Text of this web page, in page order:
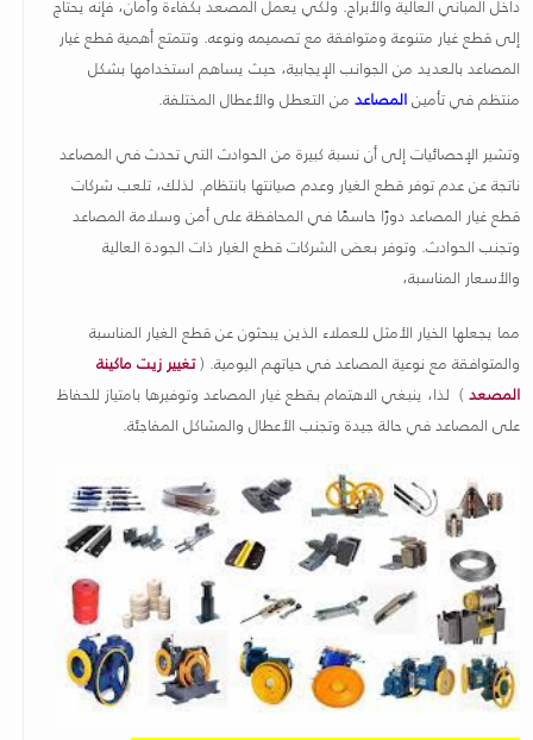
إلى قطع غيار متنوعة ومتوافقة مع تصميمه ونوعه. وتتمتع أهمية قطع غيار
المصاعد بالعديد من الجوانب الإيجابية، حيث يساهم استخدامها بشكل
منتظم في تأمينالمصاعد من التعطل والأعطال المختلفة.
وتشير الإحصائيات إلى أن نسبة كبيرة من الحوادث التي تحدث في المصاعد
ناتجة عن عدم توفر قطع الغيار وعدم صيانتها بانتظام. لذلك، تلعب شركات
قطع غيار المصاعد دورًا حاسمًا في المحافظة على أمن وسلامة المصاعد
وتجنب الحوادث. وتوفر بعض الشركات قطع الغيار ذات الجودة العالية
والأسعار المناسبة،
مما يجعلها الخيار الأمثل للعملاء الذين يبحثون عن قطع الغيار المناسبة
والمتوافقة مع نوعية المصاعد في حياتهم اليومية. (تغيير زيت ماكينة
المصعد ) لذا، ينبغي الاهتمام بقطع غيار المصاعد وتوفيرها بامتياز للحفاظ
على المصاعد في حالة جيدة وتجنب الأعطال والمشاكل المفاجئة.